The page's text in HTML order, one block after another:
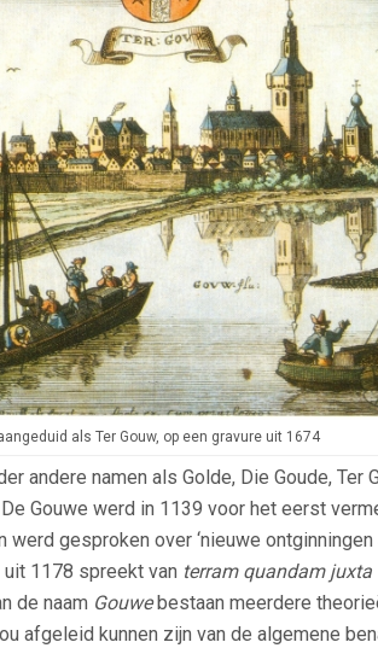
als Ter Gouw, op een gravure uit 1674
andere namen als Golde, Die Goude, Ter
Gouwe werd in 1139 voor het eerst
werd gesproken over ‘nieuwe ontginningen
uit 1178 spreekt van terram quandam juxta
de naam Gouwebestaan meerdere
afgeleid kunnen zijn van de algemene